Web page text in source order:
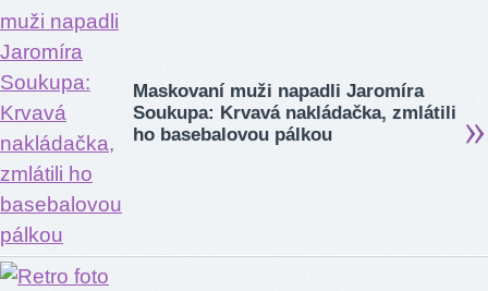
Maskovaní muži napadli Jaromíra
Soukupa: Krvavá nakládačka, zmlátili
ho basebalovou pálkou